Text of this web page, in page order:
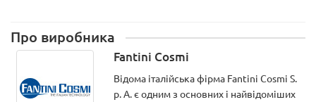
Про виробника
Fantini Cosmi
Відома італійська фірма Fantini Cosmi S.
p. A. є одним з основних і найвідоміших